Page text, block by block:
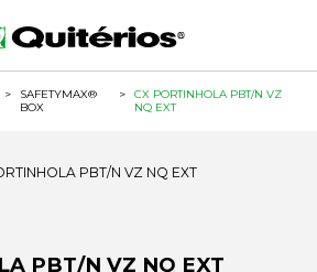
>
SAFETYMAX®
BOX
>
CX PORTINHOLA PBT/N VZ
NQ EXT
PBT/N VZ NQ EXT